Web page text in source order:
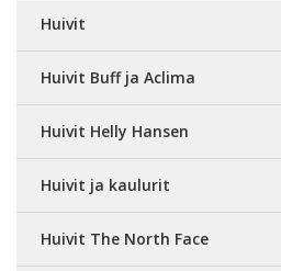
Huivit
Huivit Buff ja Aclima
Huivit Helly Hansen
Huivit ja kaulurit
Huivit The North Face